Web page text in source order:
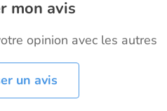
mon avis
opinion avec les autres
un avis